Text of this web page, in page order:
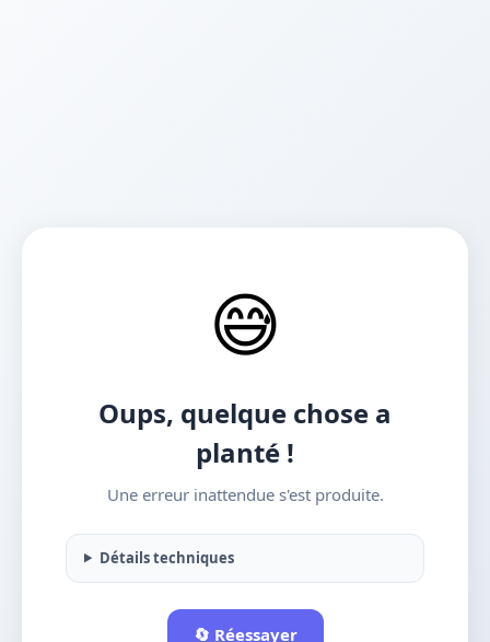
😅
Oups, quelque chose a
planté !
Une erreur inattendue s'est produite.
Détails techniques
🔄 Réessayer